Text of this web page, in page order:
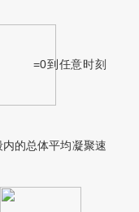
=0到任意时刻
内的总体平均凝聚速